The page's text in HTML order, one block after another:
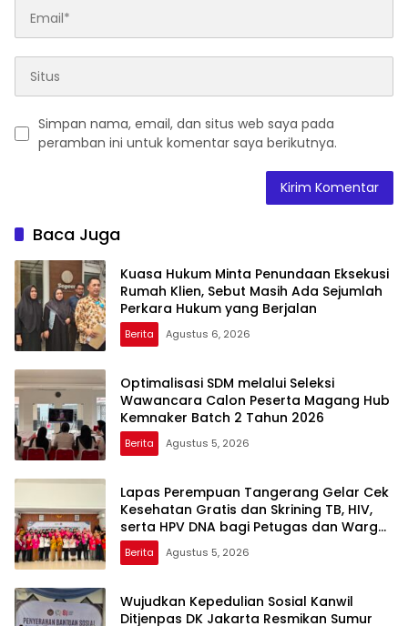
Simpan nama, email, dan situs web saya pada
peramban ini untuk komentar saya berikutnya.
Baca Juga
Kuasa Hukum Minta Penundaan Eksekusi
Rumah Klien, Sebut Masih Ada Sejumlah
Perkara Hukum yang Berjalan
Berita Agustus 6, 2026
Optimalisasi SDM melalui Seleksi
Wawancara Calon Peserta Magang Hub
Kemnaker Batch 2 Tahun 2026
Berita Agustus 5, 2026
Lapas Perempuan Tangerang Gelar Cek
Kesehatan Gratis dan Skrining TB, HIV,
serta HPV DNA bagi Petugas dan Warga
Binaan
Berita Agustus 5, 2026
Wujudkan Kepedulian Sosial Kanwil
Ditjenpas DK Jakarta Resmikan Sumur